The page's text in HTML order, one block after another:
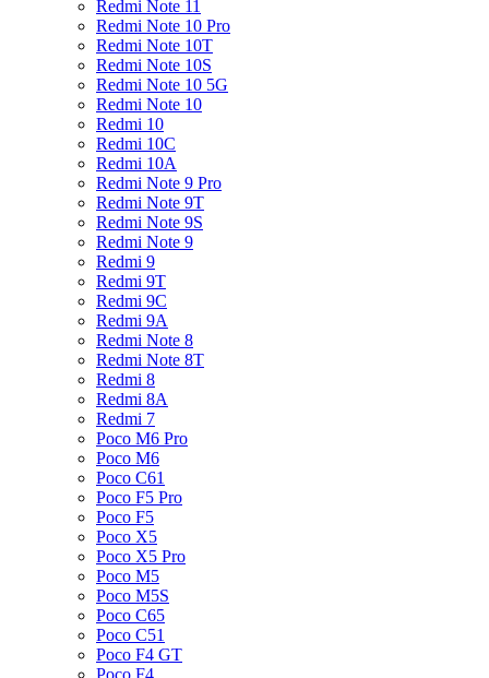
Redmi Note 11
Redmi Note 10 Pro
Redmi Note 10T
Redmi Note 10S
Redmi Note 10 5G
Redmi Note 10
Redmi 10
Redmi 10C
Redmi 10A
Redmi Note 9 Pro
Redmi Note 9T
Redmi Note 9S
Redmi Note 9
Redmi 9
Redmi 9T
Redmi 9C
Redmi 9A
Redmi Note 8
Redmi Note 8T
Redmi 8
Redmi 8A
Redmi 7
Poco M6 Pro
Poco M6
Poco C61
Poco F5 Pro
Poco F5
Poco X5
Poco X5 Pro
Poco M5
Poco M5S
Poco C65
Poco C51
Poco F4 GT
Poco F4